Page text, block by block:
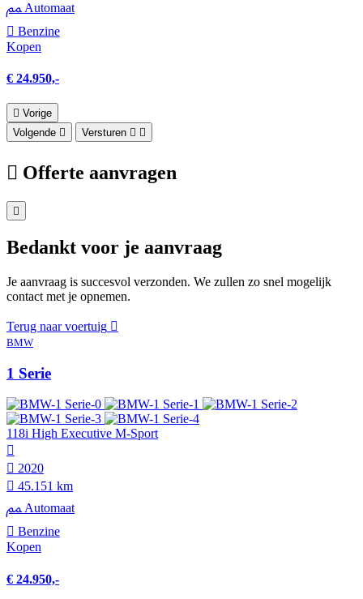
Automaat
Benzine
Kopen
€ 24.950,-
Vorige
Volgende
Versturen
Offerte aanvragen
Bedankt voor je aanvraag
Je aanvraag is succesvol verzonden. We zullen zo snel mogelijk
contact met je opnemen.
Terug naar voertuig
BMW
1 Serie
118i High Executive M-Sport
2020
45.151 km
Automaat
Benzine
Kopen
€ 24.950,-